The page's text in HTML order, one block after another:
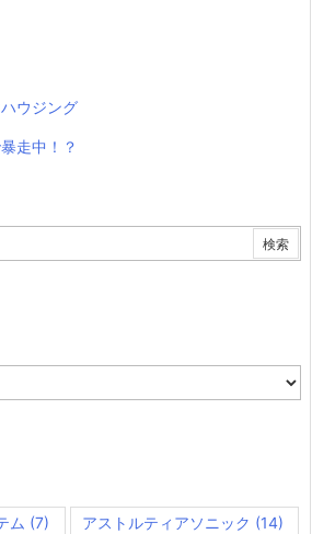
ウジング
走中！？
ム (7) アストルティアソニック (14)